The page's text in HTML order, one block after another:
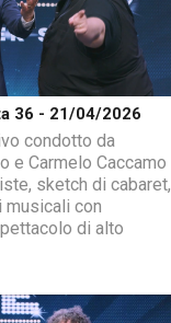
36 - 21/04/2026
condotto da
e Carmelo Caccamo
sketch di cabaret,
musicali con
di alto